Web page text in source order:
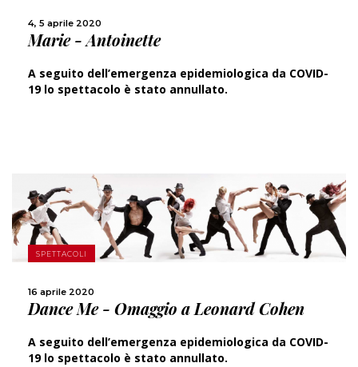
4, 5 aprile 2020
Marie - Antoinette
A seguito dell’emergenza epidemiologica da COVID-
19 lo spettacolo è stato annullato.
CONDIVIDI
SPETTACOLI
16 aprile 2020
Dance Me - Omaggio a Leonard Cohen
A seguito dell’emergenza epidemiologica da COVID-
19 lo spettacolo è stato annullato.
SCOPRI DI PIÙ